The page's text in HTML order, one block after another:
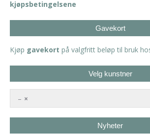
kjøpsbetingelsene
Gavekort
Kjøp gavekort på valgfritt beløp til bruk
Velg kunstner
×
–
Nyheter